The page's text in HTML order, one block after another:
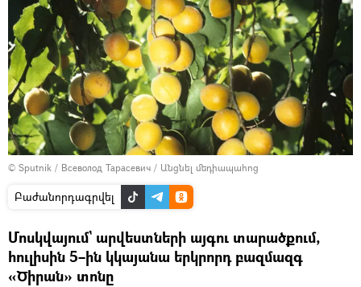
© Sputnik / Всеволод Тарасевич / Անցնել մեդիապահոց
Բաժանորդագրվել
Մոսկվայում` արվեստների այգու տարածքում,
հուլիսին 5–ին կկայանա երկրորդ բազմազգ
«Ծիրան» տոնը